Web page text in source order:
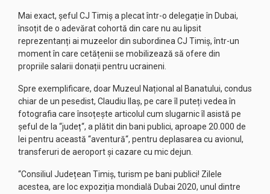
Mai exact, șeful CJ Timiș a plecat într-o delegație în Dubai,
însoțit de o adevărat cohortă din care nu au lipsit
reprezentanți ai muzeelor din subordinea CJ Timiș, într-un
moment în care cetățenii se mobilizează să ofere din
propriile salarii donații pentru ucraineni.
Spre exemplificare, doar Muzeul Național al Banatului, condus
chiar de un pesedist, Claudiu Ilaș, pe care îl puteți vedea în
fotografia care însoțește articolul cum slugarnic îl asistă pe
șeful de la “județ“, a plătit din bani publici, aproape 20.000 de
lei pentru această “aventură“, pentru deplasarea cu avionul,
transferuri de aeroport și cazare cu mic dejun.
“Consiliul Județean Timiș, turism pe bani publici! Zilele
acestea, are loc expoziția mondială Dubai 2020, unul dintre